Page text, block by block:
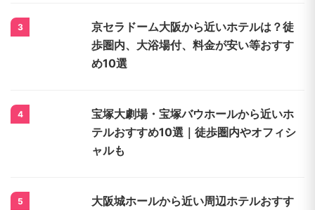
3
京セラドーム大阪から近いホテルは？徒
歩圏内、大浴場付、料金が安い等おすす
め10選
4
宝塚大劇場・宝塚バウホールから近いホ
テルおすすめ10選｜徒歩圏内やオフィシ
ャルも
5
大阪城ホールから近い周辺ホテルおすす